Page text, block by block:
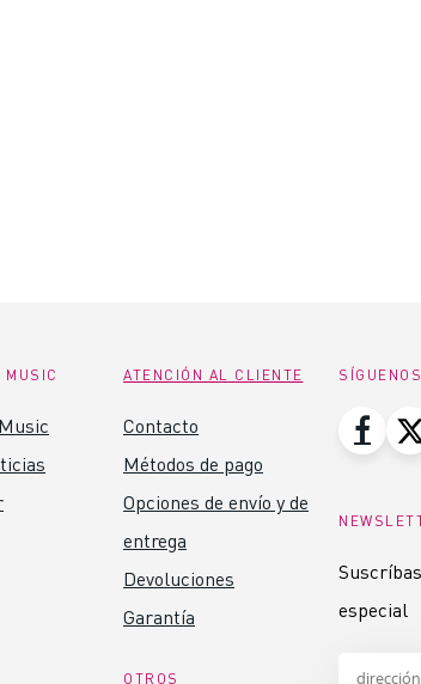
MUSIC ATENCIÓN AL CLIENTE
Contacto
Métodos de pago
Opciones de envío y de
entrega
Devoluciones
Garantía
OTROS
especial